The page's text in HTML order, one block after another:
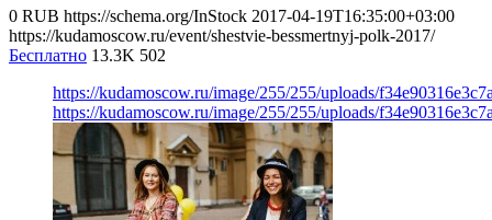
0 RUB https://schema.org/InStock 2017-04-19T16:35:00+03:00
https://kudamoscow.ru/event/shestvie-bessmertnyj-polk-2017/
Бесплатно 13.3K 502
https://kudamoscow.ru/image/255/255/uploads/
https://kudamoscow.ru/image/255/255/uploads/